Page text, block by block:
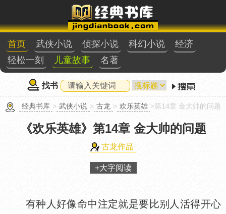
首页 武侠小说 侦探小说 科幻小说
经济
轻松一刻
儿童故事 名著
找书
经典书库 > 武侠小说 > 古龙 > 欢乐英雄 >第14章 金大帅的问题
《欢乐英雄》 第14章 金大帅的问题
古龙作品
+大字阅读
有种人好像命中注定就是要比别人活得开心